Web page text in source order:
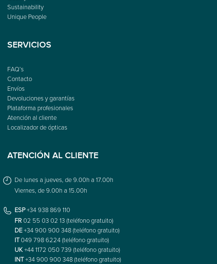
Sustainability
Unique People
SERVICIOS
FAQ’s
Contacto
Envíos
Devoluciones y garantías
Plataforma profesionales
Atención al cliente
Localizador de ópticas
ATENCIÓN AL CLIENTE
De lunes a jueves, de 9.00h a 17.00h
Viernes, de 9.00h a 15.00h
ESP+34 938 869 110
FR02 55 03 02 13 (teléfono gratuito)
DE+34 900 900 348 (teléfono gratuito)
IT049 798 6224 (teléfono gratuito)
UK+44 1172 050 739 (teléfono gratuito)
INT+34 900 900 348 (teléfono gratuito)